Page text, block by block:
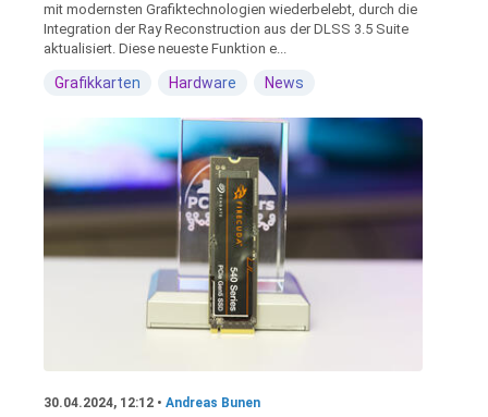
mit modernsten Grafiktechnologien wiederbelebt, durch die
Integration der Ray Reconstruction aus der DLSS 3.5 Suite
aktualisiert. Diese neueste Funktion e...
Grafikkarten Hardware News
30.04.2024, 12:12 • Andreas Bunen